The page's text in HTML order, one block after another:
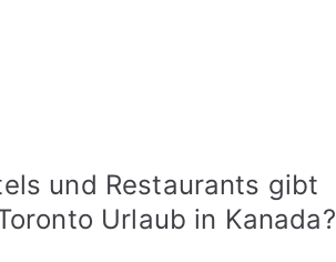
und Restaurants gibt
Urlaub in Kanada?